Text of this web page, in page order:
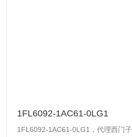
1FL6092-1AC61-0LG1
1FL6092-1AC61-0LG1，代理西门子